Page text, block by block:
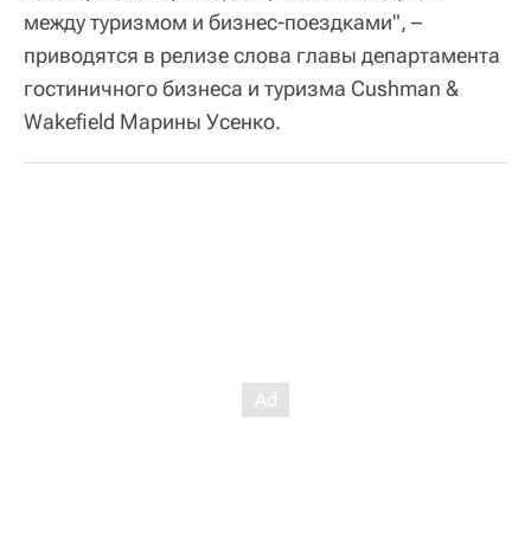
между туризмом и бизнес-поездками", –
приводятся в релизе слова главы департамента
гостиничного бизнеса и туризма Cushman &
Wakefield Марины Усенко.